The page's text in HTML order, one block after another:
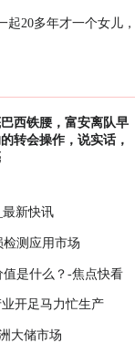
20多年才一个女儿，
西铁腰，富安离队早
转会操作，说实话，
新快讯
测应用市场
是什么？-焦点快看
开足马力忙生产
大储市场